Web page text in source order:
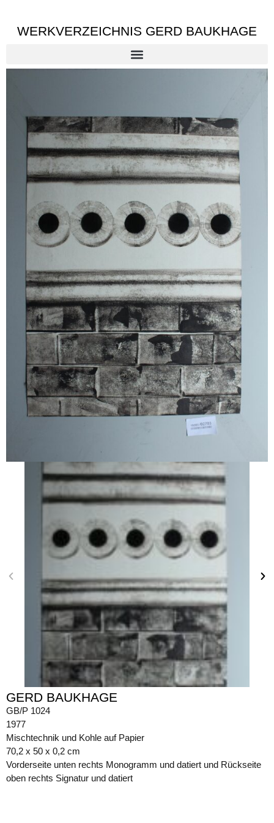
WERKVERZEICHNIS GERD BAUKHAGE
GERD BAUKHAGE
GB/P 1024
1977
Mischtechnik und Kohle auf Papier
70,2 x 50 x 0,2 cm
Vorderseite unten rechts Monogramm und datiert und Rückseite
oben rechts Signatur und datiert